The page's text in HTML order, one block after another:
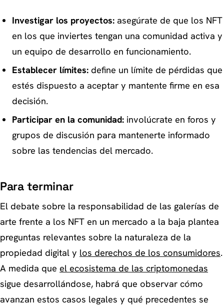
Investigar los proyectos:asegúrate de que los NFT
en los que inviertes tengan una comunidad activa y
un equipo de desarrollo en funcionamiento.
Establecer límites:define un límite de pérdidas que
estés dispuesto a aceptar y mantente firme en esa
decisión.
Participar en la comunidad:involúcrate en foros y
grupos de discusión para mantenerte informado
sobre las tendencias del mercado.
Para terminar
El debate sobre la responsabilidad de las galerías de
arte frente a los NFT en un mercado a la baja plantea
preguntas relevantes sobre la naturaleza de la
propiedad digital y los derechos de los consumidores.
A medida que el ecosistema de las criptomonedas
sigue desarrollándose, habrá que observar cómo
avanzan estos casos legales y qué precedentes se